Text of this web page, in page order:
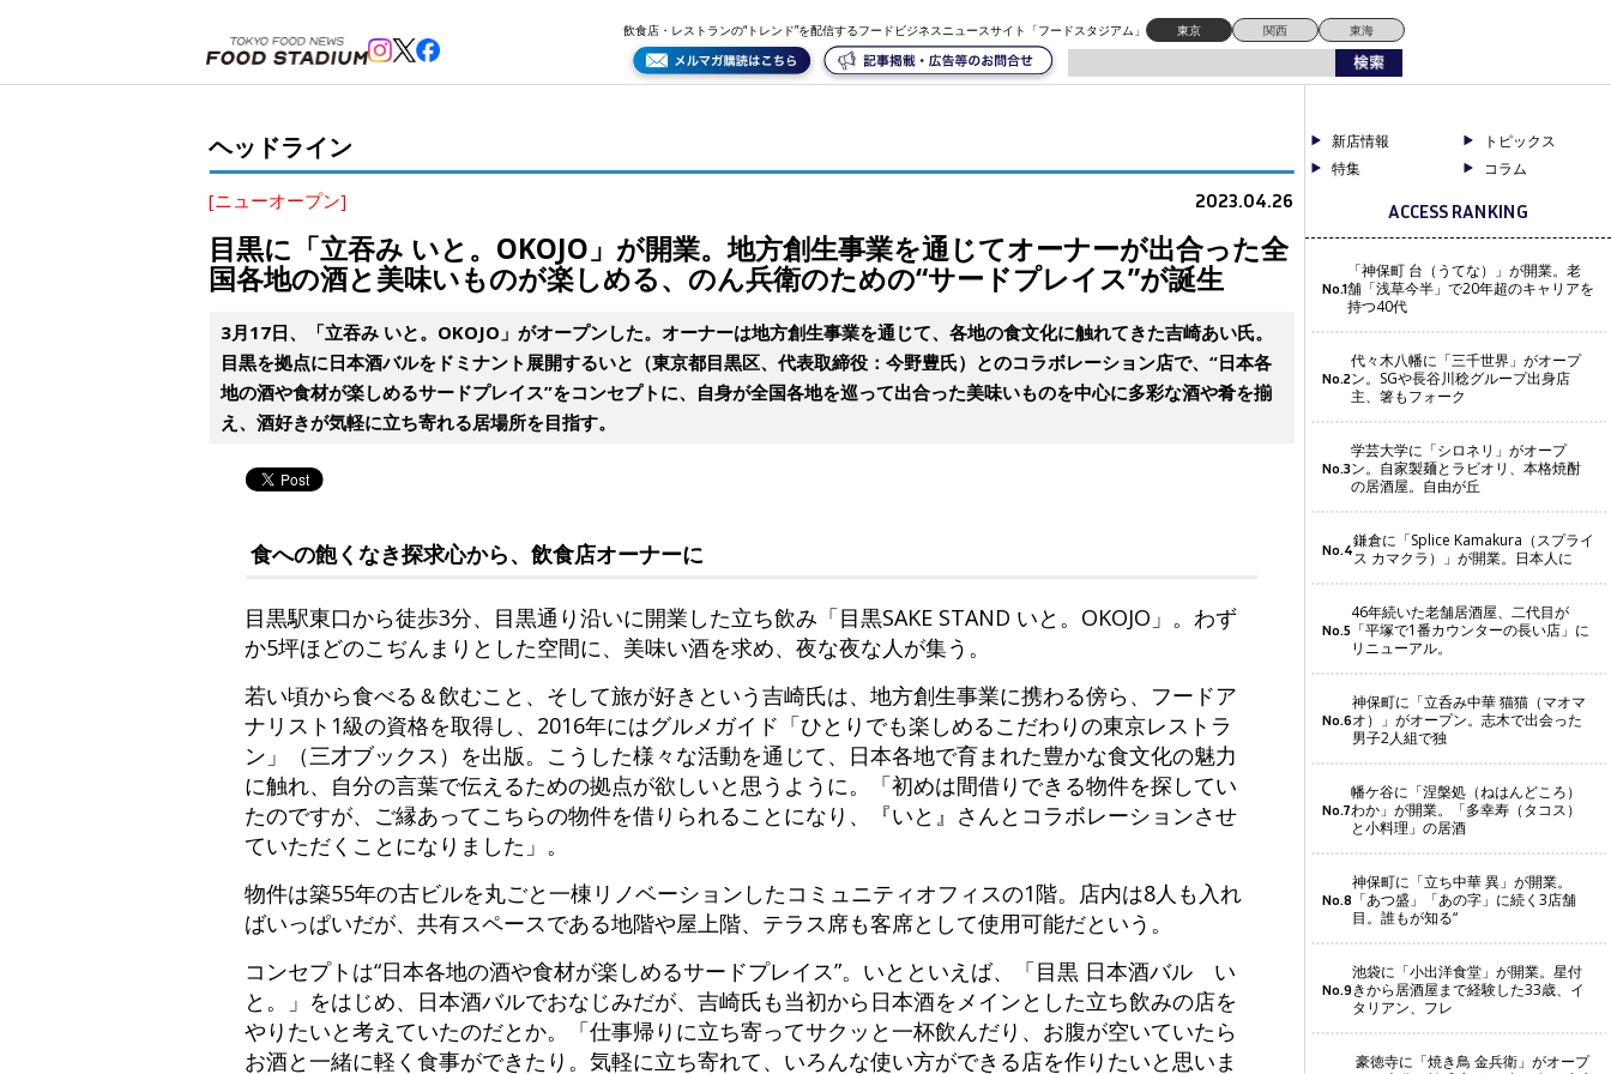
飲食店・レストランの“トレンド”を配信するフードビジネスニュースサイト「フードスタジアム」 東京 関西 東海
ヘッドライン
[ニューオープン] 2023.04.26
目黒に「立吞み いと。OKOJO」が開業。地方創生事業を通じてオーナーが出合った全
国各地の酒と美味いものが楽しめる、のん兵衛のための“サードプレイス”が誕生
3月17日、「立吞み いと。OKOJO」がオープンした。オーナーは地方創生事業を通じて、各地の食文化に触れてきた吉崎あい氏。
目黒を拠点に日本酒バルをドミナント展開するいと（東京都目黒区、代表取締役：今野豊氏）とのコラボレーション店で、“日本各
地の酒や食材が楽しめるサードプレイス”をコンセプトに、自身が全国各地を巡って出合った美味いものを中心に多彩な酒や肴を揃
え、酒好きが気軽に立ち寄れる居場所を目指す。
食への飽くなき探求心から、飲食店オーナーに
目黒駅東口から徒歩3分、目黒通り沿いに開業した立ち飲み「目黒SAKE STAND いと。OKOJO」。わず
か5坪ほどのこぢんまりとした空間に、美味い酒を求め、夜な夜な人が集う。
若い頃から食べる＆飲むこと、そして旅が好きという吉崎氏は、地方創生事業に携わる傍ら、フードア
ナリスト1級の資格を取得し、2016年にはグルメガイド「ひとりでも楽しめるこだわりの東京レストラ
ン」（三才ブックス）を出版。こうした様々な活動を通じて、日本各地で育まれた豊かな食文化の魅力
に触れ、自分の言葉で伝えるための拠点が欲しいと思うように。「初めは間借りできる物件を探してい
たのですが、ご縁あってこちらの物件を借りられることになり、『いと』さんとコラボレーションさせ
ていただくことになりました」。
物件は築55年の古ビルを丸ごと一棟リノベーションしたコミュニティオフィスの1階。店内は8人も入れ
ばいっぱいだが、共有スペースである地階や屋上階、テラス席も客席として使用可能だという。
コンセプトは“日本各地の酒や食材が楽しめるサードプレイス”。いとといえば、「目黒 日本酒バル い
と。」をはじめ、日本酒バルでおなじみだが、吉崎氏も当初から日本酒をメインとした立ち飲みの店を
やりたいと考えていたのだとか。「仕事帰りに立ち寄ってサクッと一杯飲んだり、お腹が空いていたら
お酒と一緒に軽く食事ができたり。気軽に立ち寄れて、いろんな使い方ができる店を作りたいと思いま
新店情報
トピックス
特集
コラム
ACCESS RANKING
No.1
「神保町 台（うてな）」が開業。老
舗「浅草今半」で20年超のキャリアを
持つ40代
No.2
代々木八幡に「三千世界」がオープ
ン。SGや長谷川稔グループ出身店
主、箸もフォーク
No.3
学芸大学に「シロネリ」がオープ
ン。自家製麺とラビオリ、本格焼酎
の居酒屋。自由が丘
No.4鎌倉に「Splice Kamakura（スプライ
ス カマクラ）」が開業。日本人に
No.5
46年続いた老舗居酒屋、二代目が
「平塚で1番カウンターの長い店」に
リニューアル。
No.6
神保町に「立呑み中華 猫猫（マオマ
オ）」がオープン。志木で出会った
男子2人組で独
No.7
幡ケ谷に「涅槃処（ねはんどころ）
わか」が開業。「多幸寿（タコス）
と小料理」の居酒
No.8
神保町に「立ち中華 異」が開業。
「あつ盛」「あの字」に続く3店舗
目。誰もが知る“
No.9
池袋に「小出洋食堂」が開業。星付
きから居酒屋まで経験した33歳、イ
タリアン、フレ
豪徳寺に「焼き鳥 金兵衛」がオープ